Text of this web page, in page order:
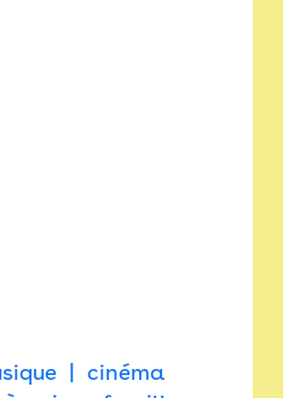
cinéma